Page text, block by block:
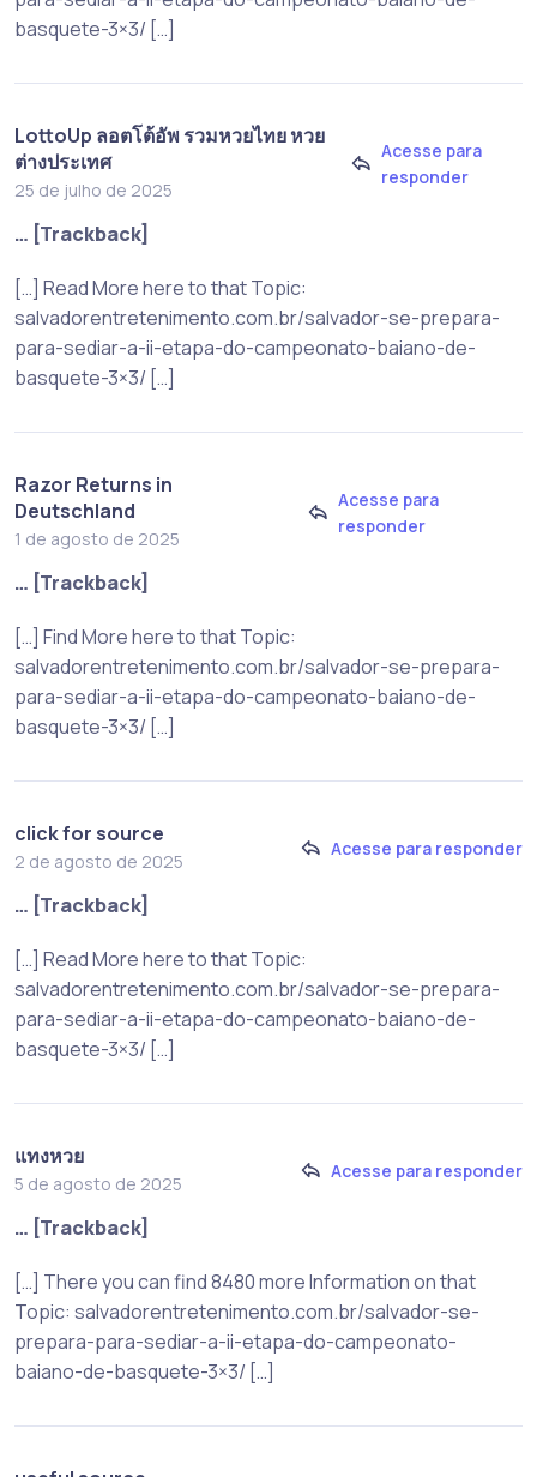
basquete-3×3/ […]
LottoUp ลอตโต้อัพ รวมหวยไทย หวย
ต่างประเทศ
25 de julho de 2025
Acesse para
responder
… [Trackback]
[…] Read More here to that Topic:
salvadorentretenimento.com.br/salvador-se-prepara-
para-sediar-a-ii-etapa-do-campeonato-baiano-de-
basquete-3×3/ […]
Razor Returns in
Deutschland
1 de agosto de 2025
Acesse para
responder
… [Trackback]
[…] Find More here to that Topic:
salvadorentretenimento.com.br/salvador-se-prepara-
para-sediar-a-ii-etapa-do-campeonato-baiano-de-
basquete-3×3/ […]
click for source
2 de agosto de 2025
Acesse para responder
… [Trackback]
[…] Read More here to that Topic:
salvadorentretenimento.com.br/salvador-se-prepara-
para-sediar-a-ii-etapa-do-campeonato-baiano-de-
basquete-3×3/ […]
แทงหวย
5 de agosto de 2025
Acesse para responder
… [Trackback]
[…] There you can find 8480 more Information on that
Topic: salvadorentretenimento.com.br/salvador-se-
prepara-para-sediar-a-ii-etapa-do-campeonato-
baiano-de-basquete-3×3/ […]